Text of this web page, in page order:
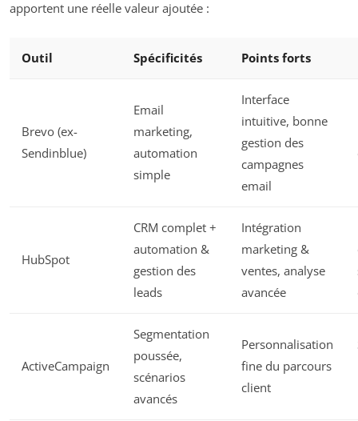
apportent une réelle valeur ajoutée :
Outil Spécificités Points forts
Brevo (ex-
Sendinblue)
Email
marketing,
automation
simple
Interface
intuitive, bonne
gestion des
campagnes
email
HubSpot
CRM complet +
automation &
gestion des
leads
Intégration
marketing &
ventes, analyse
avancée
ActiveCampaign
Segmentation
poussée,
scénarios
avancés
Personnalisation
fine du parcours
client